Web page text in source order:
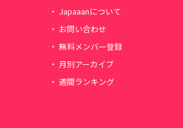
Japaaanについて
お問い合わせ
無料メンバー登録
月別アーカイブ
週間ランキング